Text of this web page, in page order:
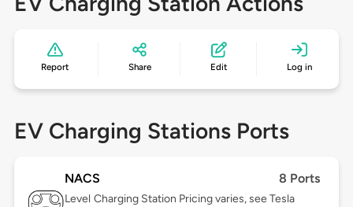
Report Share Edit Log in
EV Charging Stations Ports
NACS 8 Ports
Level Charging Station Pricing varies, see Tesla